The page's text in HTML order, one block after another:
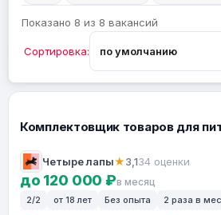
Показано 8 из 8 вакансий
Сортировка:
Комплектовщик товаров для
Четыре лапы★3,134 оценки
до 120 000 ₽в месяц
2/2 от 18 лет Без опыта 2 раза в